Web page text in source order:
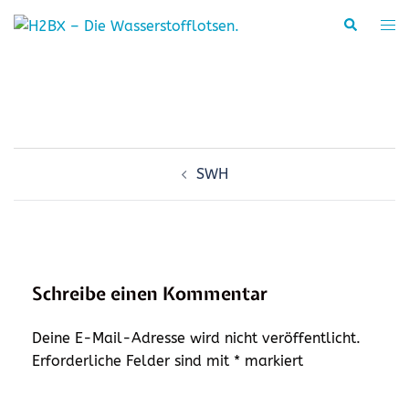
Zum
Inhalt
Suche
SWH
Schreibe einen Kommentar
Deine E-Mail-Adresse wird nicht veröffentlicht.
Erforderliche Felder sind mit * markiert